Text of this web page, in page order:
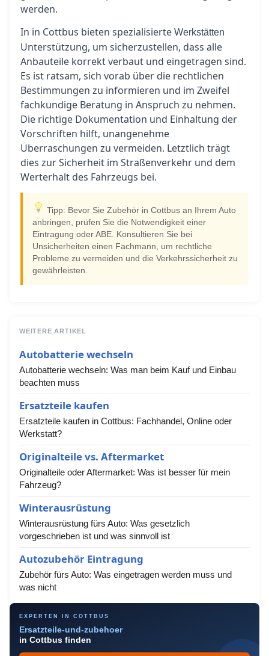
werden.
In in Cottbus bieten spezialisierte Werkstätten
Unterstützung, um sicherzustellen, dass alle
Anbauteile korrekt verbaut und eingetragen sind.
Es ist ratsam, sich vorab über die rechtlichen
Bestimmungen zu informieren und im Zweifel
fachkundige Beratung in Anspruch zu nehmen.
Die richtige Dokumentation und Einhaltung der
Vorschriften hilft, unangenehme
Überraschungen zu vermeiden. Letztlich trägt
dies zur Sicherheit im Straßenverkehr und dem
Werterhalt des Fahrzeugs bei.
Tipp: Bevor Sie Zubehör in Cottbus an Ihrem Auto
anbringen, prüfen Sie die Notwendigkeit einer
Eintragung oder ABE. Konsultieren Sie bei
Unsicherheiten einen Fachmann, um rechtliche
Probleme zu vermeiden und die Verkehrssicherheit zu
gewährleisten.
WEITERE ARTIKEL
Autobatterie wechseln
Autobatterie wechseln: Was man beim Kauf und Einbau
beachten muss
Ersatzteile kaufen
Ersatzteile kaufen in Cottbus: Fachhandel, Online oder
Werkstatt?
Originalteile vs. Aftermarket
Originalteile oder Aftermarket: Was ist besser für mein
Fahrzeug?
Winterausrüstung
Winterausrüstung fürs Auto: Was gesetzlich
vorgeschrieben ist und was sinnvoll ist
Autozubehör Eintragung
Zubehör fürs Auto: Was eingetragen werden muss und
was nicht
EXPERTEN IN COTTBUS
Ersatzteile-und-zubehoer
in Cottbus finden